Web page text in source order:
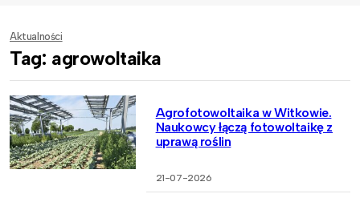
Aktualności
Tag: agrowoltaika
Agrofotowoltaika w Witkowie.
Naukowcy łączą fotowoltaikę z
uprawą roślin
21-07-2026